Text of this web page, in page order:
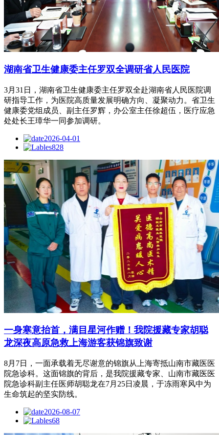
湖南省卫生健康委主任罗双全调研省人民医院
3月31日，湖南省卫生健康委主任罗双全赴湖南省人民医院调
研指导工作，为医院高质量发展明确方向、凝聚动力。省卫生
健康委党组成员、副主任罗辉，办公室主任徐超伍，医疗应急
处处长王璋华一同参加调研。
2026-04-01
828
一身寒意抬首，满目星河作赠！我院援藏专家胡聪
龙深夜高原急救上海游客获锦旗致谢
8月7日，一面承载着无尽谢意的锦旗从上海寄抵山南市藏医医
院急诊科。这面锦旗的背后，是我院援藏专家、山南市藏医医
院急诊科副主任医师胡聪龙在7月25日凌晨，于冻雨寒风中为
生命筑起的坚实防线。
2026-08-07
68